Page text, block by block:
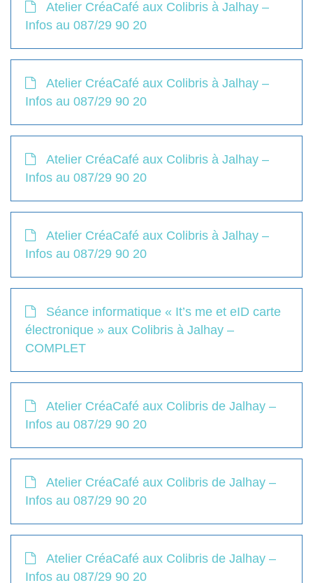
Atelier CréaCafé aux Colibris à Jalhay –
Infos au 087/29 90 20
Atelier CréaCafé aux Colibris à Jalhay –
Infos au 087/29 90 20
Atelier CréaCafé aux Colibris à Jalhay –
Infos au 087/29 90 20
Atelier CréaCafé aux Colibris à Jalhay –
Infos au 087/29 90 20
Séance informatique « It’s me et eID carte
électronique » aux Colibris à Jalhay –
COMPLET
Atelier CréaCafé aux Colibris de Jalhay –
Infos au 087/29 90 20
Atelier CréaCafé aux Colibris de Jalhay –
Infos au 087/29 90 20
Atelier CréaCafé aux Colibris de Jalhay –
Infos au 087/29 90 20